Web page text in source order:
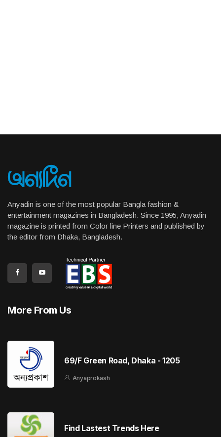
Anyadin is one of the most popular Bangla fashion &
entertainment magazines in Bangladesh. Since 1995, Anyadin
magazine is printed from Color line Printers and published by
the editor from Dhaka, Bangladesh.
More From Us
69/F Green Road, Dhaka - 1205
Anyaprokash
Find Lastest Trends Here